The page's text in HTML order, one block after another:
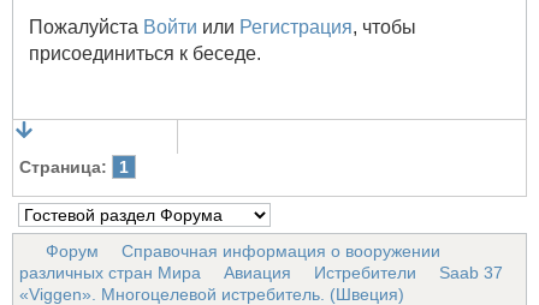
Пожалуйста Войти или Регистрация, чтобы
присоединиться к беседе.
Страница: 1
Форум
Справочная информация о вооружении
различных стран Мира
Авиация Истребители
Saab 37
«Viggen». Многоцелевой истребитель. (Швеция)